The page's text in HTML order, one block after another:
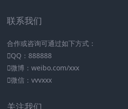
联系我们
合作或咨询可通过如下方式：
QQ：888888
微博：weibo.com/xxx
微信：vvvxxx
关注我们